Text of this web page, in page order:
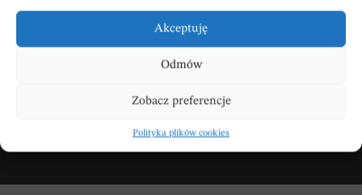
Akceptuję
Odmów
Zobacz preferencje
Polityka plików cookies
DODAJ KONDOLENCJE